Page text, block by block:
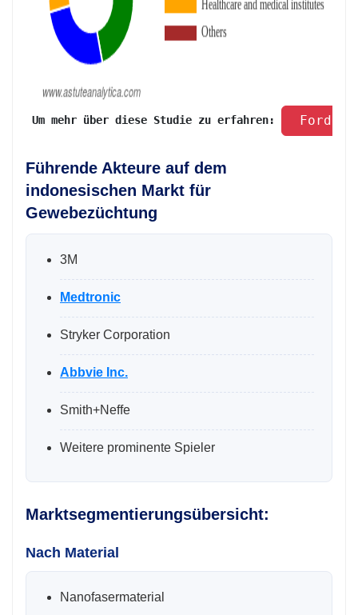
Um mehr über diese Studie zu erfahren:
Führende Akteure auf dem
indonesischen Markt für
Gewebezüchtung
3M
Medtronic
Stryker Corporation
Abbvie Inc.
Smith+Neffe
Weitere prominente Spieler
Marktsegmentierungsübersicht:
Nach Material
Nanofasermaterial